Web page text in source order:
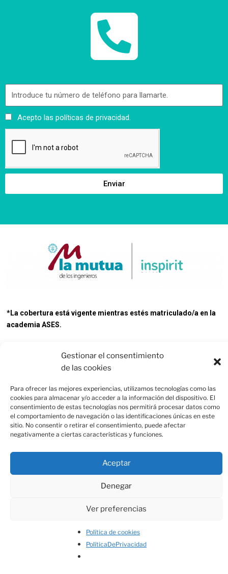
Gestionar el consentimiento
de las cookies
Para ofrecer las mejores experiencias, utilizamos tecnologías como las
cookies para almacenar y/o acceder a la información del dispositivo. El
consentimiento de estas tecnologías nos permitirá procesar datos como
el comportamiento de navegación o las identificaciones únicas en este
sitio. No consentir o retirar el consentimiento, puede afectar
negativamente a ciertas características y funciones.
Aceptar
Denegar
Ver preferencias
Política de cookies
PolíticaDePrivacidad
Acepto las políticas de privacidad.
Enviar
*La cobertura está vigente mientras estés matriculado/a en la
academia ASES.
prestaciones para activar la cobertura.
S.A., correduría vinculada a la Mutua de los Ingenieros.
Responsabilidad Civil y Caución concertadas. Nº J00609 Registro
Administrativo Especial de Mediadores de Seguros.
Inspirit – La Mutua de los Ingenieros – Vía Layetana, 39 2º
piso – Teléfono: 93 295 43 00 Fax: 93 310 0638.